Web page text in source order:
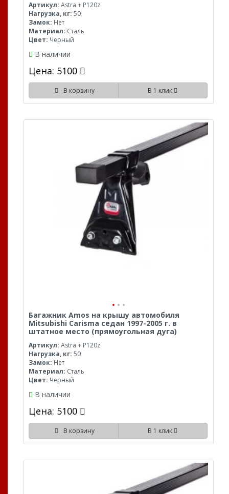
Артикул: Astra + P120z
Нагрузка, кг: 50
Замок: Нет
Материал: Сталь
Цвет: Черный
В наличии
Цена: 5100
В корзину В 1 клик
Багажник Amos на крышу автомобиля
Mitsubishi Carisma седан 1997-2005 г. в
штатное место (прямоугольная дуга)
Артикул: Astra + P120z
Нагрузка, кг: 50
Замок: Нет
Материал: Сталь
Цвет: Черный
В наличии
Цена: 5100
В корзину В 1 клик